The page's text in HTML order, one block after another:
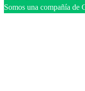
Somos una compañía de